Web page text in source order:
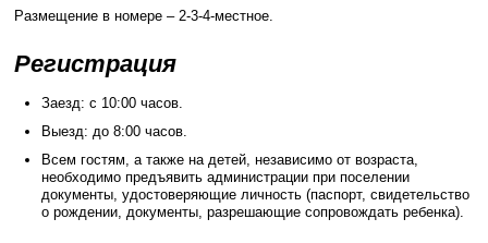
Размещение в номере – 2-3-4-местное.
Регистрация
Заезд: с 10:00 часов.
Выезд: до 8:00 часов.
Всем гостям, а также на детей, независимо от возраста,
необходимо предъявить администрации при поселении
документы, удостоверяющие личность (паспорт, свидетельство
о рождении, документы, разрешающие сопровождать ребенка).